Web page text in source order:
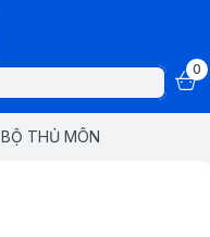
0
BỘ THỦ MÔN